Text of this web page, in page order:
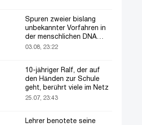
Spuren zweier bislang
unbekannter Vorfahren in
der menschlichen DNA
entdeckt
03.08, 23:22
10-jähriger Ralf, der auf
den Händen zur Schule
geht, berührt viele im Netz
25.07, 23:43
Lehrer benotete seine